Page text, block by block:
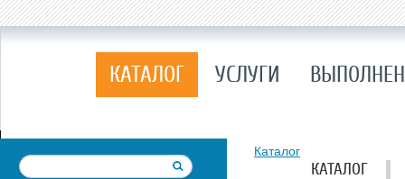
КАТАЛОГ УСЛУГИ
Каталог
КАТАЛОГ